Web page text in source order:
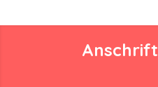
Anschrift